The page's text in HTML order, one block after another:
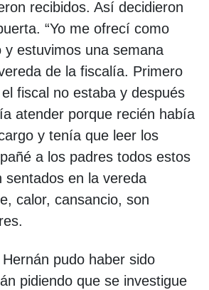
recibidos. Así decidieron
“Yo me ofrecí como
y estuvimos una semana
de la fiscalía. Primero
fiscal no estaba y después
atender porque recién había
y tenía que leer los
a los padres todos estos
sentados en la vereda
calor, cansancio, son
pudo haber sido
pidiendo que se investigue